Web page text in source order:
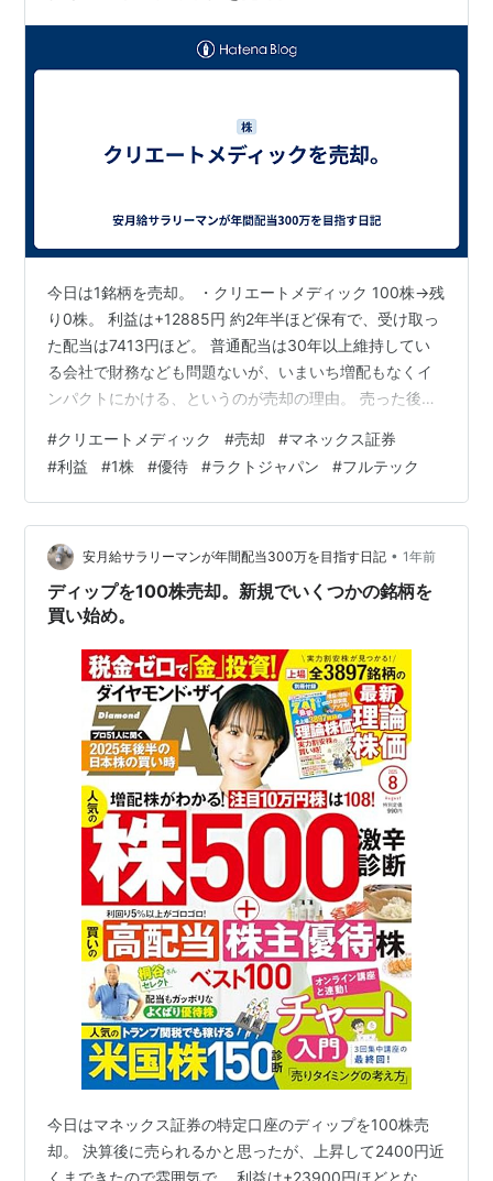
今日は1銘柄を売却。 ・クリエートメディック 100株→残
り0株。 利益は+12885円 約2年半ほど保有で、受け取っ
た配当は7413円ほど。 普通配当は30年以上維持してい
る会社で財務なども問題ないが、いまいち増配もなくイ
ンパクトにかける、というのが売却の理由。 売った後に
が・・・ 売却した資金で1株買い銘柄を買い増し。 近日
中にはラクトジャパン、フルテックを単元化予定。 他に
来年は稲葉製作所、クワザワHD、セブン工業、日進工具
あたりを単元化目標。 さらに3月権利のよさそうなIT系
銘柄として、ハイマックス、データ・アプリケーション
の買い付けも始めた…
#クリエートメディック #売却 #マネックス証券
#利益 #1株 #優待 #ラクトジャパン #フルテック
安月給サラリーマンが年間配当300万を目指す日記 • 1年前
ディップを100株売却。新規でいくつかの銘柄を
買い始め。
今日はマネックス証券の特定口座のディップを100株売
却。 決算後に売られるかと思ったが、上昇して2400円近
くまできたので雰囲気で。 利益は+23900円ほどとな